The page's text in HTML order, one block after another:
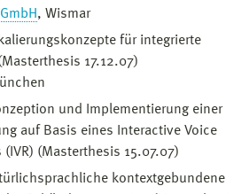
, Wismar
für integrierte
17.12.07)
und Implementierung einer
auf Basis eines Interactive Voice
(IVR) (Masterthesis 15.07.07)
kontextgebundene